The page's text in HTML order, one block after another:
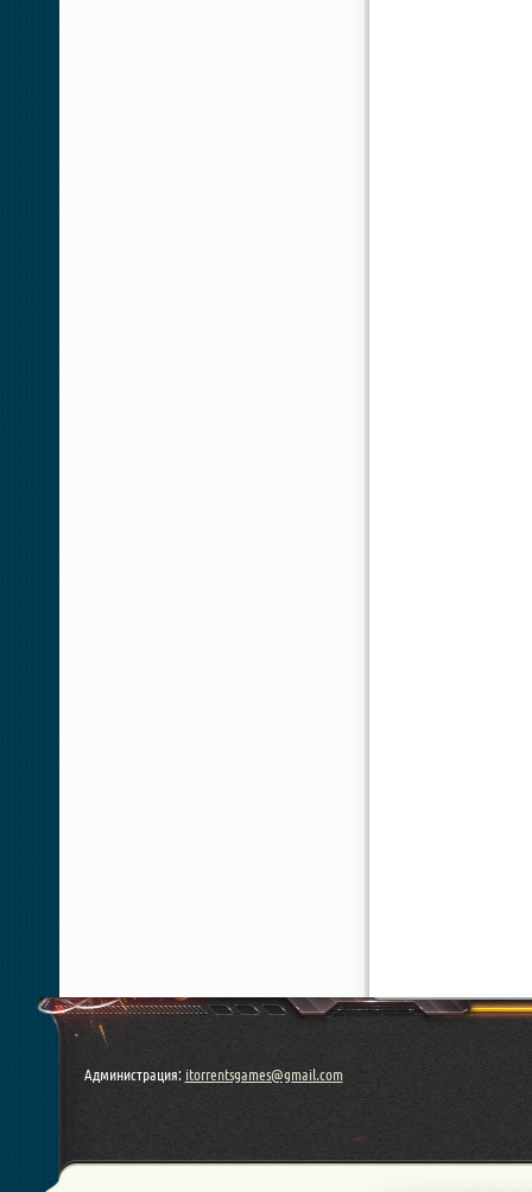
Администрация: itorrentsgames@gmail.com